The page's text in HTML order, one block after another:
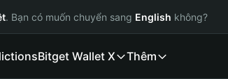
. Bạn có muốn chuyển sang English không?
Bitget Wallet X Thêm